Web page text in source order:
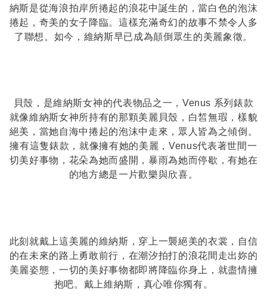
納斯是從海浪拍岸所捲起的浪花中誕生的，當白色的泡沫
捲起，奇美的女子降臨。這樣充滿奇幻的故事不禁令人多
了聯想。如今，維納斯早已成為顛倒眾生的美麗象徵。
貝殼，是維納斯女神的代表物品之一，Venus 系列錶款
就像維納斯女神所持有的那顆美麗貝殼，白皙無瑕，樣貌
絕美，當她自海中捲起的泡沫中走來，眾人皆為之傾倒。
擁有這隻錶款，就像擁有她的美麗，Venus代表著世間一
切美好事物，花朵為她而盛開，暴雨為她而停歇，有她在
的地方總是一片歡樂與欣喜。
此刻就戴上這美麗的維納斯，穿上一襲絕美的衣裳，自信
的在未來的路上勇敢前行，在潮汐拍打的浪花間走出妳的
美麗姿態，一切的美好事物都即將降臨你身上，就盡情擁
抱吧。戴上維納斯，真心唯你獨有。